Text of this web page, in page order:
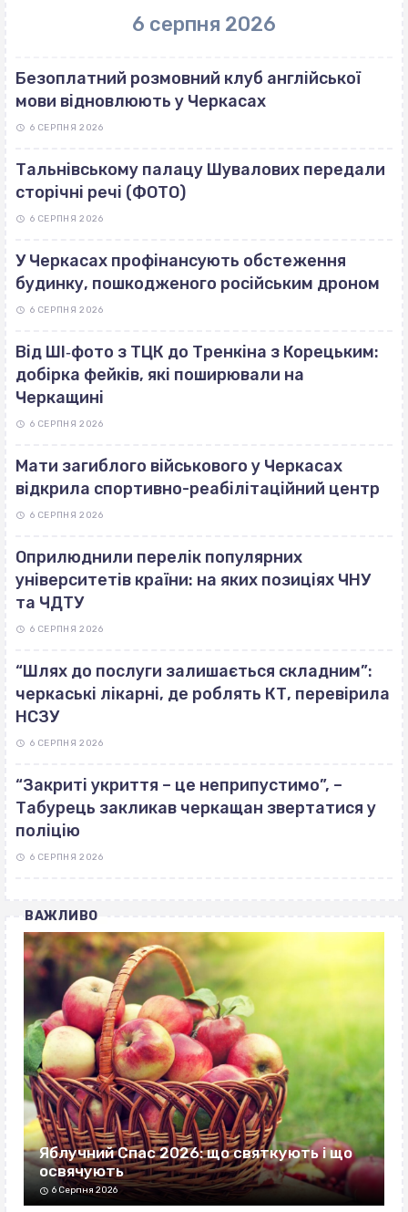
6 серпня 2026
Безоплатний розмовний клуб англійської
мови відновлюють у Черкасах
6 СЕРПНЯ 2026
Тальнівському палацу Шувалових передали
сторічні речі (ФОТО)
6 СЕРПНЯ 2026
У Черкасах профінансують обстеження
будинку, пошкодженого російським дроном
6 СЕРПНЯ 2026
Від ШІ‐фото з ТЦК до Тренкіна з Корецьким:
добірка фейків, які поширювали на
Черкащині
6 СЕРПНЯ 2026
Мати загиблого військового у Черкасах
відкрила спортивно-реабілітаційний центр
6 СЕРПНЯ 2026
Оприлюднили перелік популярних
університетів країни: на яких позиціях ЧНУ
та ЧДТУ
6 СЕРПНЯ 2026
“Шлях до послуги залишається складним”:
черкаські лікарні, де роблять КТ, перевірила
НСЗУ
6 СЕРПНЯ 2026
“Закриті укриття – це неприпустимо”, –
Табурець закликав черкащан звертатися у
поліцію
6 СЕРПНЯ 2026
ВАЖЛИВО
Яблучний Спас 2026: що святкують і що
освячують
6 Серпня 2026